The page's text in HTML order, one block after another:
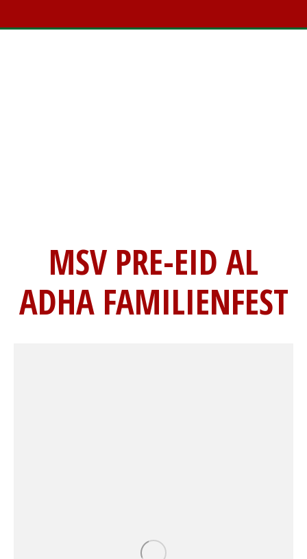
MSV PRE-EID AL
ADHA FAMILIENFEST